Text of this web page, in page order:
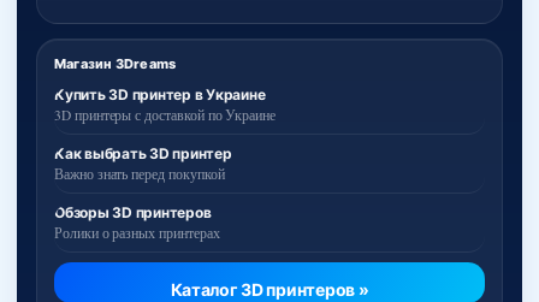
Магазин 3Dreams
Купить 3D принтер в Украине
3D принтеры с доставкой по Украине
Как выбрать 3D принтер
Важно знать перед покупкой
Обзоры 3D принтеров
Ролики о разных принтерах
Каталог 3D принтеров »